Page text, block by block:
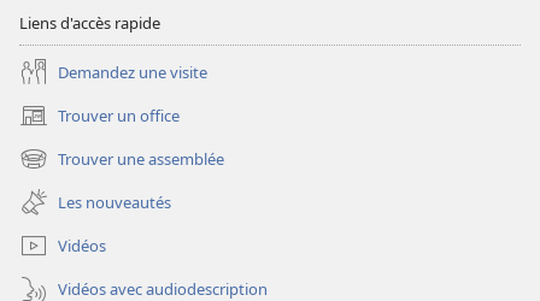
2009
Liens d'accès rapide
Demandez une visite
Trouver un office
(ouvre
une
nouvelle
fenêtre)
Trouver une assemblée
(ouvre
une
nouvelle
fenêtre)
Les nouveautés
Vidéos
Vidéos avec audiodescription